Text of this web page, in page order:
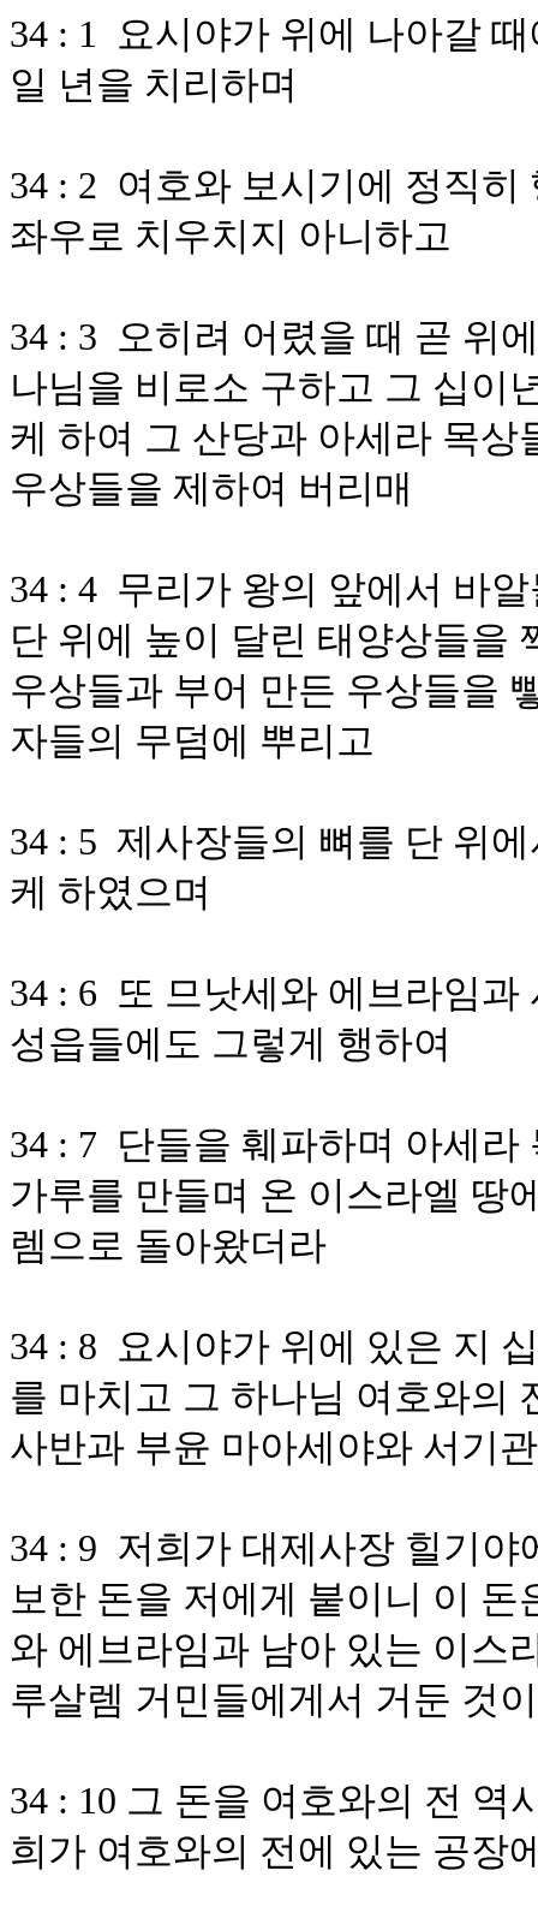
34 : 1 요시야가 위에 나아갈
일 년을 치리하며
34 : 2 여호와 보시기에 정직
좌우로 치우치지 아니하고
34 : 3 오히려 어렸을 때 곧 위
나님을 비로소 구하고 그 십이
케 하여 그 산당과 아세라 목
우상들을 제하여 버리매
34 : 4 무리가 왕의 앞에서 바
단 위에 높이 달린 태양상들을
우상들과 부어 만든 우상들을
자들의 무덤에 뿌리고
34 : 5 제사장들의 뼈를 단 위
케 하였으며
34 : 6 또 므낫세와 에브라임
성읍들에도 그렇게 행하여
34 : 7 단들을 훼파하며 아세
가루를 만들며 온 이스라엘 땅
렘으로 돌아왔더라
34 : 8 요시야가 위에 있은 지
를 마치고 그 하나님 여호와의
사반과 부윤 마아세야와 서기
34 : 9 저희가 대제사장 힐기
보한 돈을 저에게 붙이니 이
와 에브라임과 남아 있는 이스
루살렘 거민들에게서 거둔 것
34 : 10 그 돈을 여호와의 전 역
희가 여호와의 전에 있는 공장